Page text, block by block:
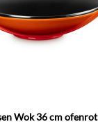
Wok 36 cm ofenrot